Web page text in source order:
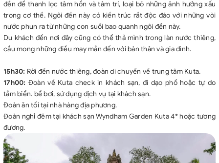
đền để thanh lọc tâm hồn và tâm trí, loại bỏ những ảnh hưởng xấu
trong cơ thể. Ngôi đền này có kiến trúc rất độc đáo với những vòi
nước phun ra từ những con suối bao quanh ngôi đền này.
Du khách đến nơi đây cũng có thể thả mình trong làn nước thiêng,
cầu mong những điều may mắn đến với bản thân và gia đình.
15h30: Rời đền nước thiêng, đoàn di chuyển về trung tâm Kuta.
17h00: Đoàn về Kuta check in khách sạn, đi dạo phố hoặc tự do
tắm biển. bể bơi, sử dụng dịch vụ tại khách sạn.
Đoàn ăn tối tại nhà hàng địa phương.
Đoàn nghỉ đêm tại khách sạn Wyndham Garden Kuta 4* hoặc tương
đương.